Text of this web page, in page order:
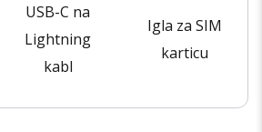
USB-C na
Lightning
kabl
Igla za SIM
karticu